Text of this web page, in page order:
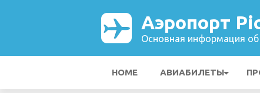
Аэропорт
Основная информация об
HOME АВИАБИЛЕТЫ